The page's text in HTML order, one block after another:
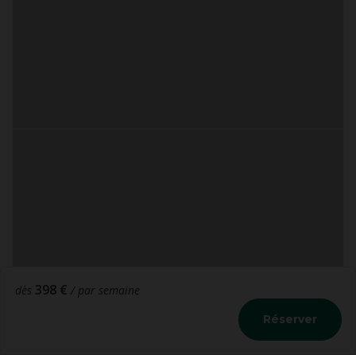
dès 398 € / par semaine
Réserver